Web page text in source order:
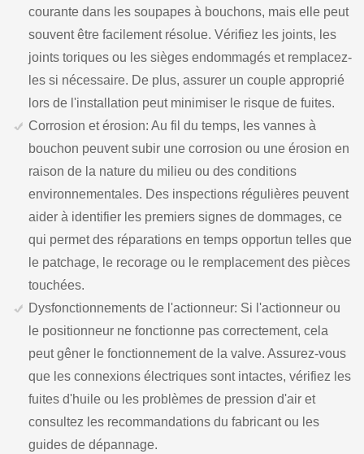
courante dans les soupapes à bouchons, mais elle peut
souvent être facilement résolue. Vérifiez les joints, les
joints toriques ou les sièges endommagés et remplacez-
les si nécessaire. De plus, assurer un couple approprié
lors de l'installation peut minimiser le risque de fuites.
Corrosion et érosion: Au fil du temps, les vannes à
bouchon peuvent subir une corrosion ou une érosion en
raison de la nature du milieu ou des conditions
environnementales. Des inspections régulières peuvent
aider à identifier les premiers signes de dommages, ce
qui permet des réparations en temps opportun telles que
le patchage, le recorage ou le remplacement des pièces
touchées.
Dysfonctionnements de l'actionneur: Si l'actionneur ou
le positionneur ne fonctionne pas correctement, cela
peut gêner le fonctionnement de la valve. Assurez-vous
que les connexions électriques sont intactes, vérifiez les
fuites d'huile ou les problèmes de pression d'air et
consultez les recommandations du fabricant ou les
guides de dépannage.